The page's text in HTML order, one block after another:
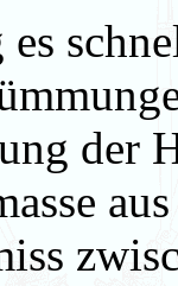
es
der